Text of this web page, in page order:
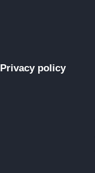
Privacy policy